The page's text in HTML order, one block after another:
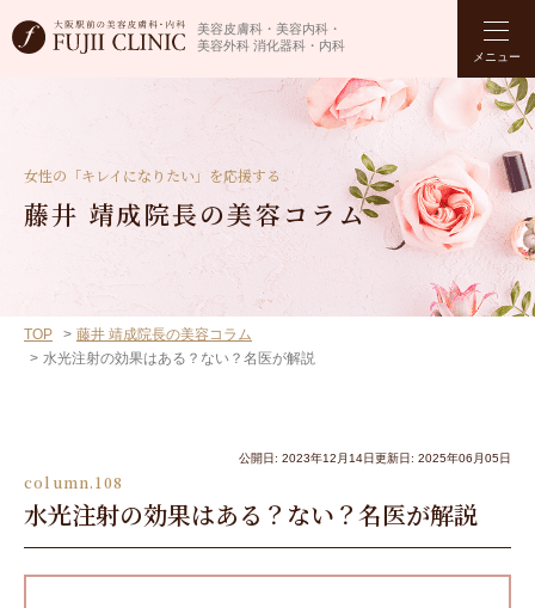
美容皮膚科・美容内科・
美容外科 消化器科・内科
メニュー
女性の「キレイになりたい」を応援する
藤井 靖成院長の美容コラム
TOP
藤井 靖成院長の美容コラム
水光注射の効果はある？ない？名医が解説
公開日: 2023年12月14日更新日: 2025年06月05日
column.108
水光注射の効果はある？ない？名医が解説